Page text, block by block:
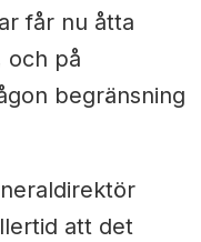
får nu åtta
och på
begränsning
att det